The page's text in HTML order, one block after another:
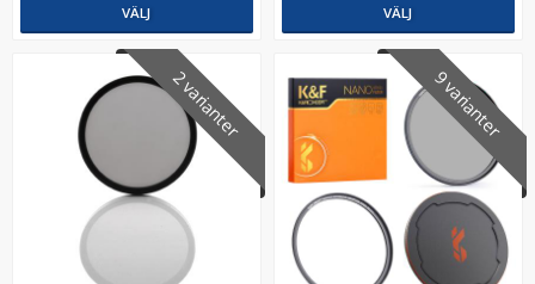
VÄLJ VÄLJ
2 varianter 9 varianter